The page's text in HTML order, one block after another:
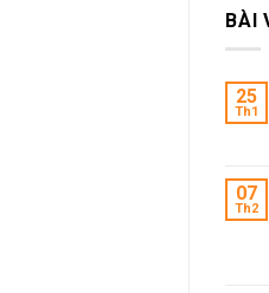
BÀI
25
Th1
07
Th2